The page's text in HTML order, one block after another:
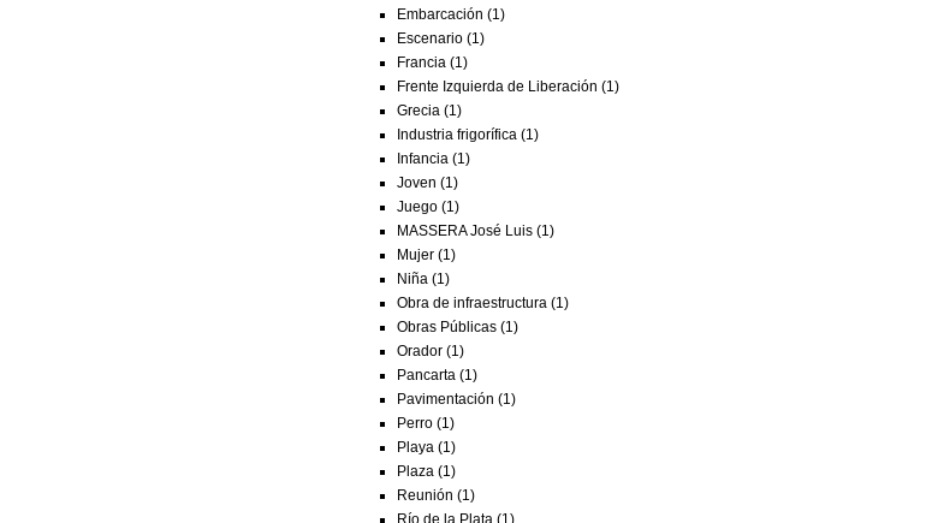
Embarcación (1)
Escenario (1)
Francia (1)
Frente Izquierda de Liberación (1)
Grecia (1)
Industria frigorífica (1)
Infancia (1)
Joven (1)
Juego (1)
MASSERA José Luis (1)
Mujer (1)
Niña (1)
Obra de infraestructura (1)
Obras Públicas (1)
Orador (1)
Pancarta (1)
Pavimentación (1)
Perro (1)
Playa (1)
Plaza (1)
Reunión (1)
Río de la Plata (1)